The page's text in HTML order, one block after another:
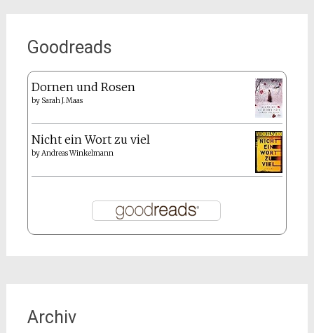
Goodreads
Dornen und Rosen
by Sarah J. Maas
Nicht ein Wort zu viel
byAndreas Winkelmann
Archiv